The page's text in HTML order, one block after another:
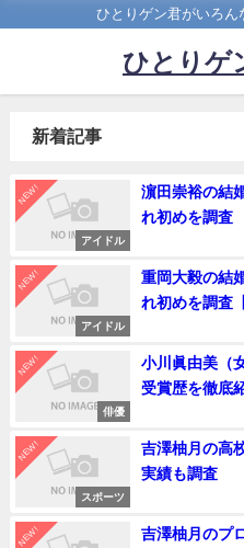
ひとりゲン君がいろん
ひとりゲ
新着記事
NEW!
アイドル
濵田崇裕の結
れ初めを調査
NEW!
アイドル
重岡大毅の結
れ初めを調査
NEW!
俳優
小川眞由美（
受賞歴を徹底
NEW!
スポーツ
吉澤柚月の高
実績も調査
NEW!
吉澤柚月のプ